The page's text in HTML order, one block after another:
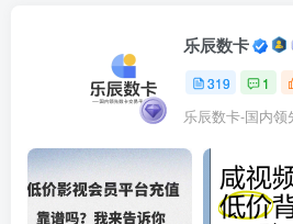
乐辰数卡
319 1
乐辰数卡-国内领